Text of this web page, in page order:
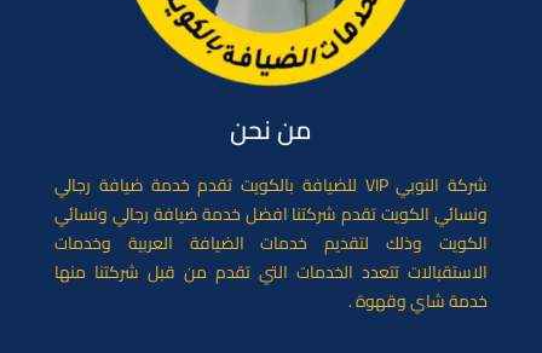
من نحن
شركة النوبي VIP للضيافة بالكويت تقدم خدمة ضيافة رجالي
ونسائي الكويت تقدم شركتنا افضل خدمة ضيافة رجالي ونسائي
الكويت وذلك لتقديم خدمات الضيافة العربية وخدمات
الاستقبالات تتعدد الخدمات التي تقدم من قبل شركتنا منها
خدمة شاي وقهوة .